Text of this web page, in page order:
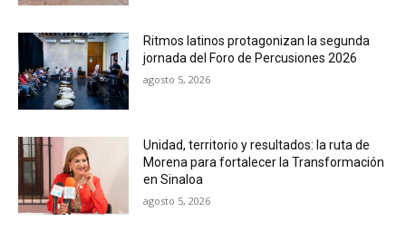
Ritmos latinos protagonizan la segunda
jornada del Foro de Percusiones 2026
agosto 5, 2026
Unidad, territorio y resultados: la ruta de
Morena para fortalecer la Transformación
en Sinaloa
agosto 5, 2026